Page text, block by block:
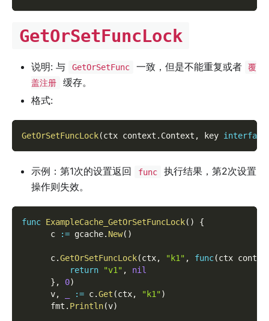
GetOrSetFuncLock
说明: 与 GetOrSetFunc 一致，但是不能重复或者
覆
盖注册
缓存。
格式:
GetOrSetFuncLock(ctx context . Context , key interface
示例：第1次的设置返回 func
执行结果，第2次设置
操作则失效。
func ExampleCache_GetOrSetFuncLock( )
{
      c
:= gcache. New( )
      c
.GetOrSetFuncLock(ctx, "k1" , func(ctx
return
"v1" ,
nil
} , 0)
      v
, := c.Get (ctx, "k1")
      fmt
. Println(v)